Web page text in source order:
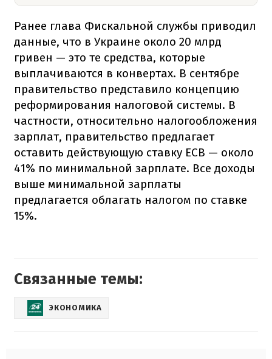
Ранее глава Фискальной службы приводил
данные, что в Украине около 20 млрд
гривен — это те средства, которые
выплачиваются в конвертах. В сентябре
правительство представило концепцию
реформирования налоговой системы. В
частности, относительно налогообложения
зарплат, правительство предлагает
оставить действующую ставку ЕСВ — около
41% по минимальной зарплате. Все доходы
выше минимальной зарплаты
предлагается облагать налогом по ставке
15%.
Связанные темы:
ЭКОНОМИКА